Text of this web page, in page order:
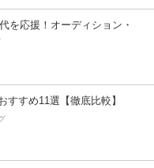
を応援！オーディション・
すすめ11選【徹底比較】